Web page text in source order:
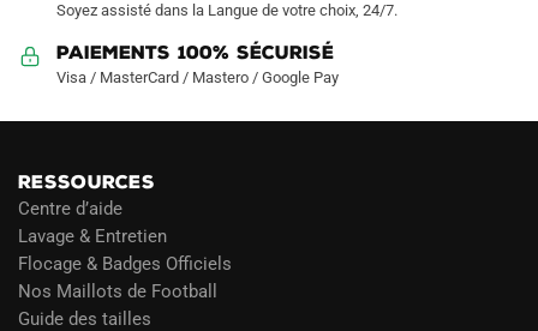
Soyez assisté dans la Langue de votre choix, 24/7.
Paiements 100% Sécurisé
Visa / MasterCard / Mastero / Google Pay
RESSOURCES
Centre d’aide
Lavage & Entretien
Flocage & Badges Officiels
Nos Maillots de Football
Guide des tailles